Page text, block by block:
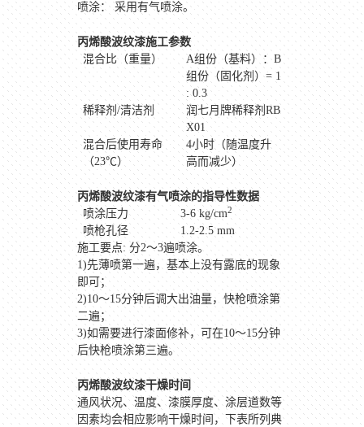
喷涂： 采用有气喷涂。
丙烯酸波纹漆施工参数
混合比（重量）
A组份（基料）：B
组份（固化剂）= 1
: 0.3
稀释剂/清洁剂
润七月牌稀释剂RB
X01
混合后使用寿命
（23℃）
4小时（随温度升
高而减少）
丙烯酸波纹漆有气喷涂的指导性数据
喷涂压力
3-6 kg/cm2
喷枪孔径
1.2-2.5 mm
施工要点: 分2～3遍喷涂。
1)先薄喷第一遍，基本上没有露底的现象
即可；
2)10～15分钟后调大出油量，快枪喷涂第
二遍；
3)如需要进行漆面修补，可在10～15分钟
后快枪喷涂第三遍。
丙烯酸波纹漆干燥时间
通风状况、温度、漆膜厚度、涂层道数等
因素均会相应影响干燥时间，下表所列典